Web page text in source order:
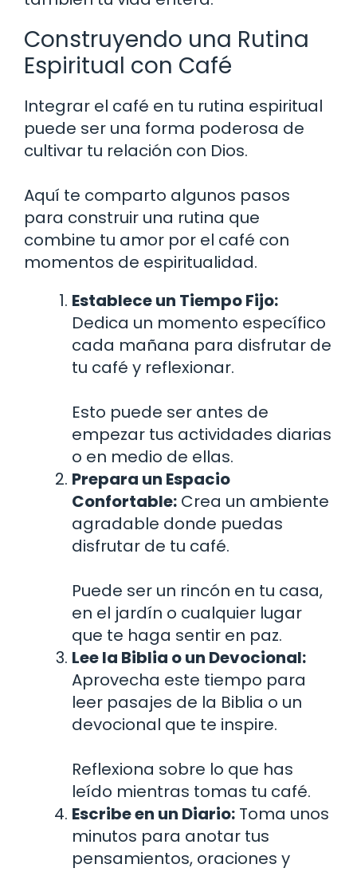
Construyendo una Rutina
Espiritual con Café
Integrar el café en tu rutina espiritual
puede ser una forma poderosa de
cultivar tu relación con Dios.
Aquí te comparto algunos pasos
para construir una rutina que
combine tu amor por el café con
momentos de espiritualidad.
Establece un Tiempo Fijo:
Dedica un momento específico
cada mañana para disfrutar de
tu café y reflexionar.
Esto puede ser antes de
empezar tus actividades diarias
o en medio de ellas.
Prepara un Espacio
Confortable: Crea un ambiente
agradable donde puedas
disfrutar de tu café.
Puede ser un rincón en tu casa,
en el jardín o cualquier lugar
que te haga sentir en paz.
Lee la Biblia o un Devocional:
Aprovecha este tiempo para
leer pasajes de la Biblia o un
devocional que te inspire.
Reflexiona sobre lo que has
leído mientras tomas tu café.
Escribe en un Diario: Toma unos
minutos para anotar tus
pensamientos, oraciones y